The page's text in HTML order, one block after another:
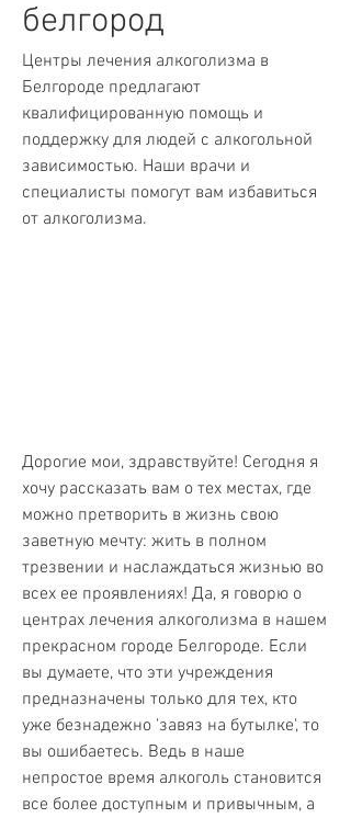
белгород
Центры лечения алкоголизма в
Белгороде предлагают
квалифицированную помощь и
поддержку для людей с алкогольной
зависимостью. Наши врачи и
специалисты помогут вам избавиться
от алкоголизма.
Дорогие мои, здравствуйте! Сегодня я
хочу рассказать вам о тех местах, где
можно претворить в жизнь свою
заветную мечту: жить в полном
трезвении и наслаждаться жизнью во
всех ее проявлениях! Да, я говорю о
центрах лечения алкоголизма в нашем
прекрасном городе Белгороде. Если
вы думаете, что эти учреждения
предназначены только для тех, кто
уже безнадежно 'завяз на бутылке', то
вы ошибаетесь. Ведь в наше
непростое время алкоголь становится
все более доступным и привычным, а